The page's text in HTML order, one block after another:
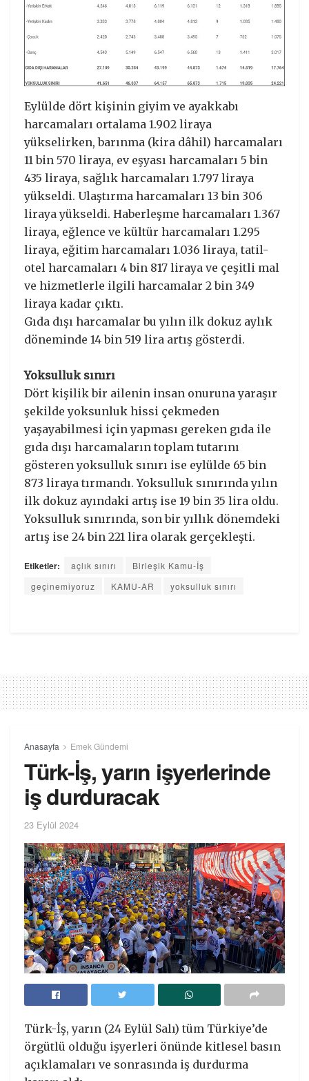
Eylülde dört kişinin giyim ve ayakkabı
harcamaları ortalama 1.902 liraya
yükselirken, barınma (kira dâhil) harcamaları
11 bin 570 liraya, ev eşyası harcamaları 5 bin
435 liraya, sağlık harcamaları 1.797 liraya
yükseldi. Ulaştırma harcamaları 13 bin 306
liraya yükseldi. Haberleşme harcamaları 1.367
liraya, eğlence ve kültür harcamaları 1.295
liraya, eğitim harcamaları 1.036 liraya, tatil-
otel harcamaları 4 bin 817 liraya ve çeşitli mal
ve hizmetlerle ilgili harcamalar 2 bin 349
liraya kadar çıktı.
Gıda dışı harcamalar bu yılın ilk dokuz aylık
döneminde 14 bin 519 lira artış gösterdi.
Yoksulluk sınırı
Dört kişilik bir ailenin insan onuruna yaraşır
şekilde yoksunluk hissi çekmeden
yaşayabilmesi için yapması gereken gıda ile
gıda dışı harcamaların toplam tutarını
gösteren yoksulluk sınırı ise eylülde 65 bin
873 liraya tırmandı. Yoksulluk sınırında yılın
ilk dokuz ayındaki artış ise 19 bin 35 lira oldu.
Yoksulluk sınırında, son bir yıllık dönemdeki
artış ise 24 bin 221 lira olarak gerçekleşti.
Etiketler: açlık sınırı
Birleşik Kamu-İş
geçinemiyoruz
KAMU-AR yoksulluk sınırı
Anasayfa Emek Gündemi
Türk-İş, yarın işyerlerinde
iş durduracak
23 Eylül 2024
Türk-İş, yarın (24 Eylül Salı) tüm Türkiye’de
örgütlü olduğu işyerleri önünde kitlesel basın
açıklamaları ve sonrasında iş durdurma